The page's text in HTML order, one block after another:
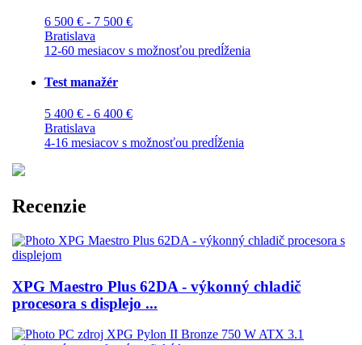
6 500 € - 7 500 €
Bratislava
12-60 mesiacov s možnosťou predĺženia
Test manažér
5 400 € - 6 400 €
Bratislava
4-16 mesiacov s možnosťou predĺženia
Recenzie
XPG Maestro Plus 62DA - výkonný chladič
procesora s displejo ...